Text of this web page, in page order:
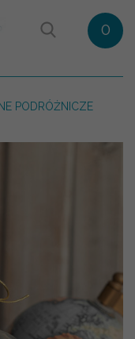
0
PODRÓŻNICZE